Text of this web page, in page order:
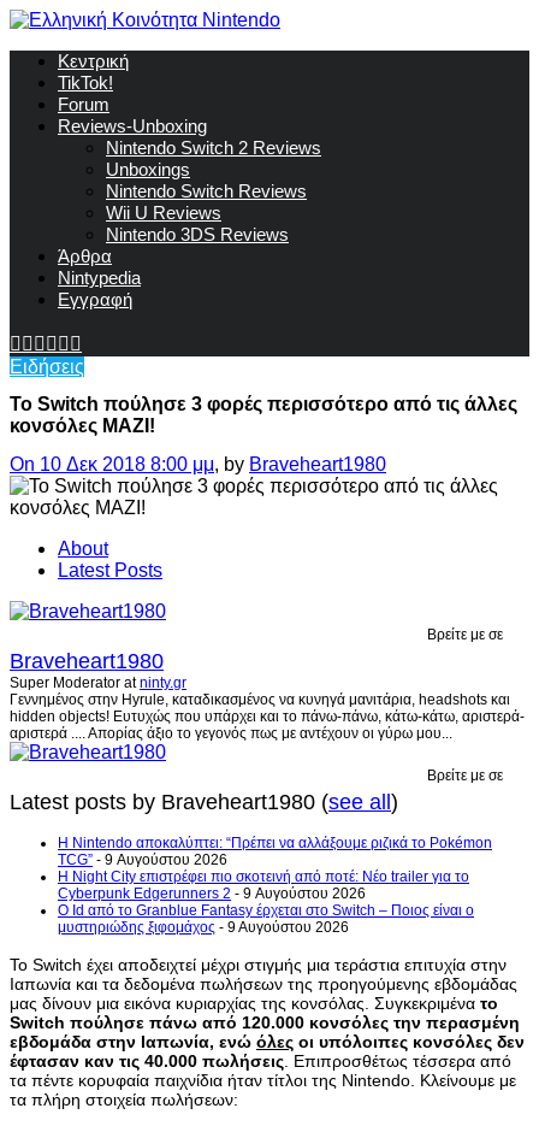
Κεντρική
TikTok!
Forum
Reviews-Unboxing
Nintendo Switch 2 Reviews
Unboxings
Nintendo Switch Reviews
Wii U Reviews
Nintendo 3DS Reviews
Άρθρα
Nintypedia
Εγγραφή
Ειδήσεις
Το Switch πούλησε 3 φορές περισσότερο από τις άλλες
κονσόλες ΜΑΖΙ!
On 10 Δεκ 2018 8:00 μμ, by Braveheart1980
About
Latest Posts
Βρείτε με σε
Braveheart1980
Super Moderator atninty.gr
Γεννημένος στην Hyrule, καταδικασμένος να κυνηγά μανιτάρια, headshots και
hidden objects! Ευτυχώς που υπάρχει και το πάνω-πάνω, κάτω-κάτω, αριστερά-
αριστερά .... Απορίας άξιο το γεγονός πως με αντέχουν οι γύρω μου...
Βρείτε με σε
Latest posts by Braveheart1980 (see all)
Η Nintendo αποκαλύπτει: “Πρέπει να αλλάξουμε ριζικά το Pokémon
TCG” - 9 Αυγούστου 2026
Η Night City επιστρέφει πιο σκοτεινή από ποτέ: Νέο trailer για το
Cyberpunk Edgerunners 2 - 9 Αυγούστου 2026
Ο Id από το Granblue Fantasy έρχεται στο Switch – Ποιος είναι ο
μυστηριώδης ξιφομάχος - 9 Αυγούστου 2026
Το Switch έχει αποδειχτεί μέχρι στιγμής μια τεράστια επιτυχία στην
Ιαπωνία και τα δεδομένα πωλήσεων της προηγούμενης εβδομάδας
μας δίνουν μια εικόνα κυριαρχίας της κονσόλας. Συγκεκριμένα το
Switch πούλησε πάνω από 120.000 κονσόλες την περασμένη
εβδομάδα στην Ιαπωνία, ενώ όλες οι υπόλοιπες κονσόλες δεν
έφτασαν καν τις 40.000 πωλήσεις . Επιπροσθέτως τέσσερα από
τα πέντε κορυφαία παιχνίδια ήταν τίτλοι της Nintendo. Κλείνουμε με
τα πλήρη στοιχεία πωλήσεων: